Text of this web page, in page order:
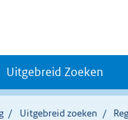
Uitgebreid Zoeken
Uitgebreid zoeken